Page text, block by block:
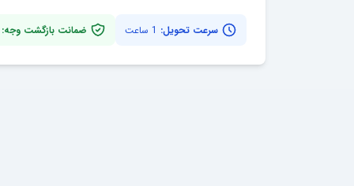
سرعت تحویل: 1 ساعت ضمانت بازگشت وجه: